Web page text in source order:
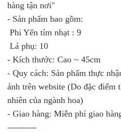
hàng tận nơi"
- Sản phẩm bao gồm:
Phi Yến tím nhạt : 9
Lá phụ: 10
- Kích thước: Cao ~ 45cm
- Quy cách: Sản phẩm thực
ảnh trên website (Do đặc điểm
nhiên của ngành hoa)
- Giao hàng: Miễn phí giao
----------